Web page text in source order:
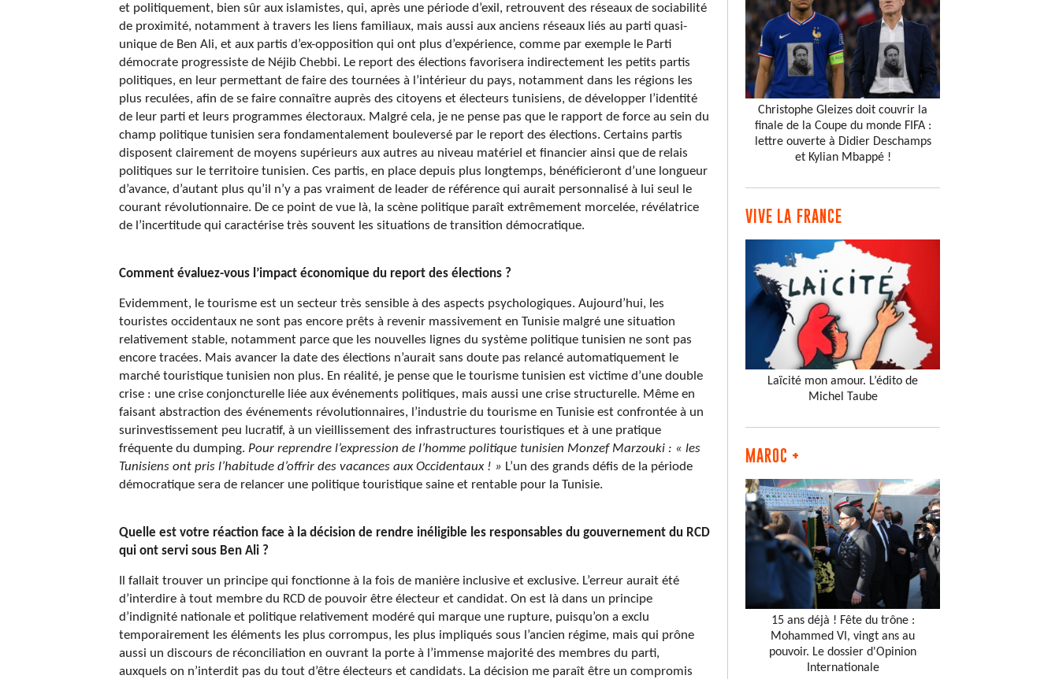
et politiquement, bien sûr aux islamistes, qui, après une période d’exil, retrouvent des réseaux de sociabilité
de proximité, notamment à travers les liens familiaux, mais aussi aux anciens réseaux liés au parti quasi-
unique de Ben Ali, et aux partis d’ex-opposition qui ont plus d’expérience, comme par exemple le Parti
démocrate progressiste de Néjib Chebbi. Le report des élections favorisera indirectement les petits partis
politiques, en leur permettant de faire des tournées à l’intérieur du pays, notamment dans les régions les
plus reculées, afin de se faire connaître auprès des citoyens et électeurs tunisiens, de développer l’identité
de leur parti et leurs programmes électoraux. Malgré cela, je ne pense pas que le rapport de force au sein du
champ politique tunisien sera fondamentalement bouleversé par le report des élections. Certains partis
disposent clairement de moyens supérieurs aux autres au niveau matériel et financier ainsi que de relais
politiques sur le territoire tunisien. Ces partis, en place depuis plus longtemps, bénéficieront d’une longueur
d’avance, d’autant plus qu’il n’y a pas vraiment de leader de référence qui aurait personnalisé à lui seul le
courant révolutionnaire. De ce point de vue là, la scène politique paraît extrêmement morcelée, révélatrice
de l’incertitude qui caractérise très souvent les situations de transition démocratique.
Comment évaluez-vous l’impact économique du report des élections ?
Evidemment, le tourisme est un secteur très sensible à des aspects psychologiques. Aujourd’hui, les
touristes occidentaux ne sont pas encore prêts à revenir massivement en Tunisie malgré une situation
relativement stable, notamment parce que les nouvelles lignes du système politique tunisien ne sont pas
encore tracées. Mais avancer la date des élections n’aurait sans doute pas relancé automatiquement le
marché touristique tunisien non plus. En réalité, je pense que le tourisme tunisien est victime d’une double
crise : une crise conjoncturelle liée aux événements politiques, mais aussi une crise structurelle. Même en
faisant abstraction des événements révolutionnaires, l’industrie du tourisme en Tunisie est confrontée à un
surinvestissement peu lucratif, à un vieillissement des infrastructures touristiques et à une pratique
fréquente du dumping. Pour reprendre l’expression de l’homme politique tunisien Monzef Marzouki : « les
Tunisiens ont pris l’habitude d’offrir des vacances aux Occidentaux ! » L’un des grands défis de la période
démocratique sera de relancer une politique touristique saine et rentable pour la Tunisie.
Quelle est votre réaction face à la décision de rendre inéligible les responsables du gouvernement du RCD
qui ont servi sous Ben Ali ?
Il fallait trouver un principe qui fonctionne à la fois de manière inclusive et exclusive. L’erreur aurait été
d’interdire à tout membre du RCD de pouvoir être électeur et candidat. On est là dans un principe
d’indignité nationale et politique relativement modéré qui marque une rupture, puisqu’on a exclu
temporairement les éléments les plus corrompus, les plus impliqués sous l’ancien régime, mais qui prône
aussi un discours de réconciliation en ouvrant la porte à l’immense majorité des membres du parti,
auxquels on n’interdit pas du tout d’être électeurs et candidats. La décision me paraît être un compromis
Christophe Gleizes doit couvrir la
finale de la Coupe du monde FIFA :
lettre ouverte à Didier Deschamps
et Kylian Mbappé !
VIVE LA FRANCE
Laïcité mon amour. L’édito de
Michel Taube
MAROC +
15 ans déjà ! Fête du trône :
Mohammed VI, vingt ans au
pouvoir. Le dossier d'Opinion
Internationale